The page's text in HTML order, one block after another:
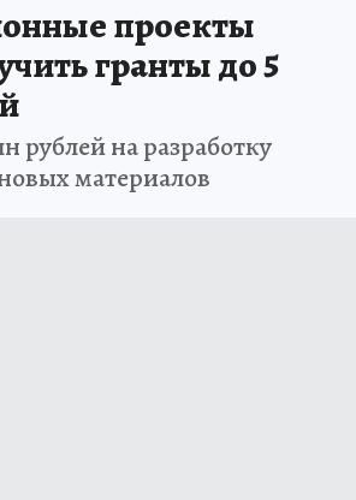
проекты
гранты до 5
рублей на разработку
материалов